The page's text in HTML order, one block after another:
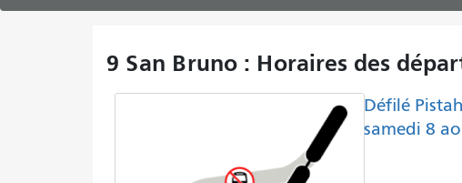
9 San Bruno : Horaires des
Défilé
samedi 8